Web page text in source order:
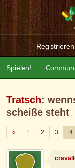
Registrieren
Spielen!
Tratsch:
scheiße steht
«Zurück
1 2 3 4